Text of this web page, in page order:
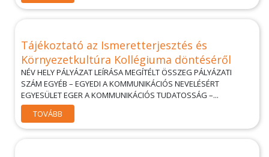
Tájékoztató az Ismeretterjesztés és
Környezetkultúra Kollégiuma döntéséről
NÉV HELY PÁLYÁZAT LEÍRÁSA MEGÍTÉLT ÖSSZEG PÁLYÁZATI
SZÁM EGYÉB – EGYEDI A KOMMUNIKÁCIÓS NEVELÉSÉRT
EGYESÜLET EGER A KOMMUNIKÁCIÓS TUDATOSSÁG –...
TOVÁBB